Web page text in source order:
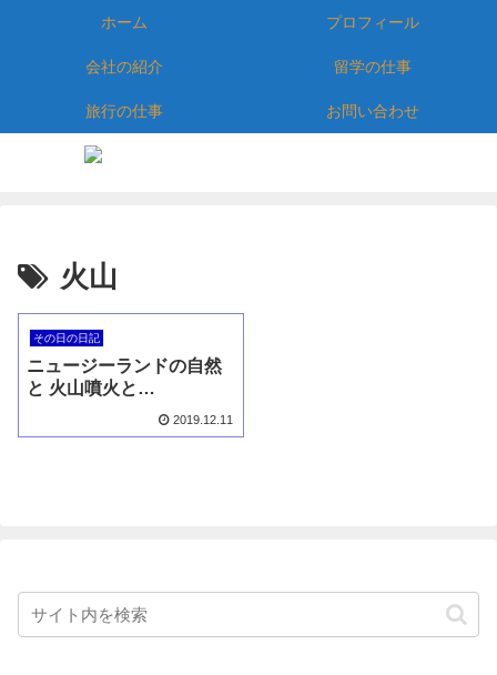
ホーム プロフィール
会社の紹介 留学の仕事
旅行の仕事 お問い合わせ
火山
その日の日記
ニュージーランドの自然
と 火山噴火と…
2019.12.11